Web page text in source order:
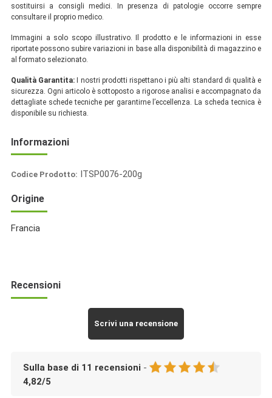
sostituirsi a consigli medici. In presenza di patologie occorre sempre
consultare il proprio medico.
Immagini a solo scopo illustrativo. Il prodotto e le informazioni in esse
riportate possono subire variazioni in base alla disponibilità di magazzino e
al formato selezionato.
Qualità Garantita: I nostri prodotti rispettano i più alti standard di qualità e
sicurezza. Ogni articolo è sottoposto a rigorose analisi e accompagnato da
dettagliate schede tecniche per garantirne l’eccellenza. La scheda tecnica è
disponibile su richiesta.
Informazioni
Codice Prodotto: ITSP0076-200g
Spezie
Origine
Francia
Recensioni
Scrivi una recensione
Sulla base di 11 recensioni -
4,82/5